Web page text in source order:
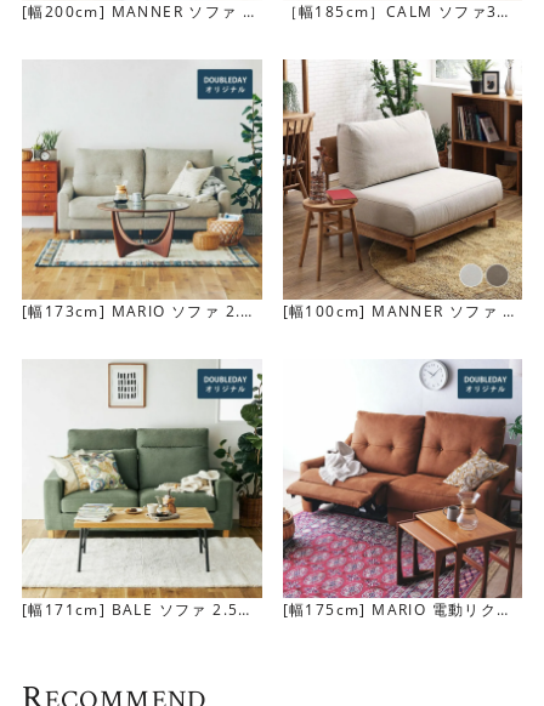
張地は3種類から選べます
ナチュラルレザーの表情と柔らかい感触を実現し、機能性
に富んだ“革でも布でもない新素材”を使用しています。レ
ザーのような表情と扱いやすさを兼ね備えた張地です。
[幅200cm] MANNER ソファ 3
［幅185cm］CALM ソファ3人
[幅173cm] MARIO ソファ 2.5
[幅100cm] MANNER ソファ 1.
[幅171cm] BALE ソファ 2.5人
[幅175cm] MARIO 電動リクラ